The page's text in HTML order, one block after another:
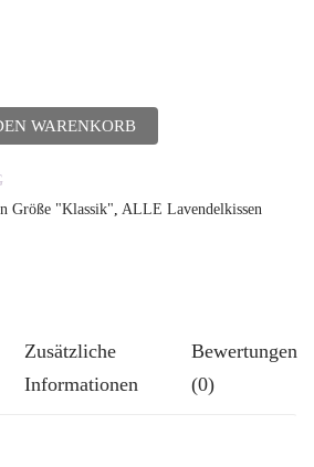
WARENKORB
Größe "Klassik"
ALLE Lavendelkissen
Zusätzliche
Informationen
Bewertungen
(0)